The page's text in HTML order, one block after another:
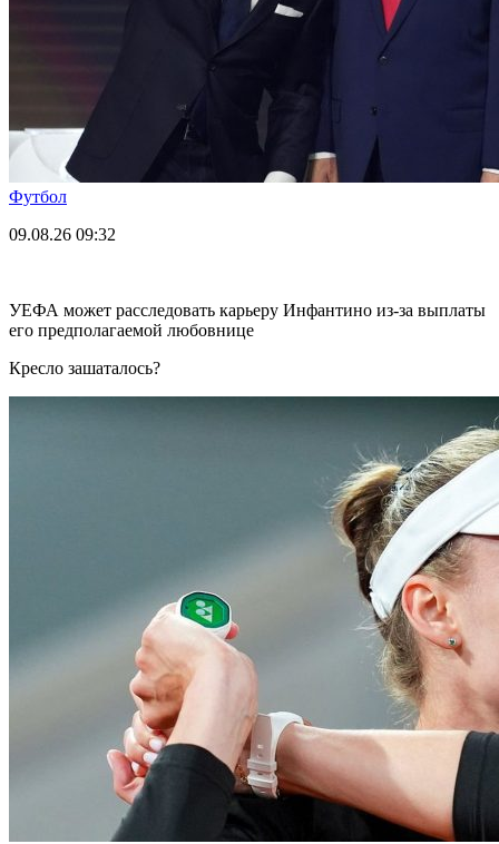
Футбол
09.08.26 09:32
УЕФА может расследовать карьеру Инфантино из-за выплаты
его предполагаемой любовнице
Кресло зашаталось?